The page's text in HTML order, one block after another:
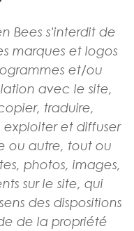
Bees s'interdit de
marques et logos
et/ou
avec le site,
traduire,
et diffuser
ou autre, tout ou
photos, images,
sur le site, qui
des dispositions
de la propriété